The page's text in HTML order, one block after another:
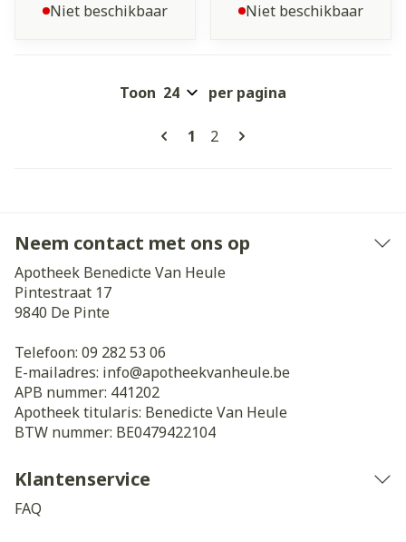
Niet beschikbaar Niet beschikbaar
Pagina's
U lees momenteel pagina
1 Pagina
2
Toon per pagina
Neem contact met ons op
Apotheek Benedicte Van Heule
Pintestraat 17
9840 De Pinte
Telefoon: 09 282 53 06
E-mailadres: info@apotheekvanheule.be
APB nummer: 441202
Apotheek titularis: Benedicte Van Heule
BTW nummer: BE0479422104
Klantenservice
FAQ